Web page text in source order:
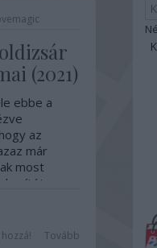
(2021)
ebbe a
az
már
most
Tovább